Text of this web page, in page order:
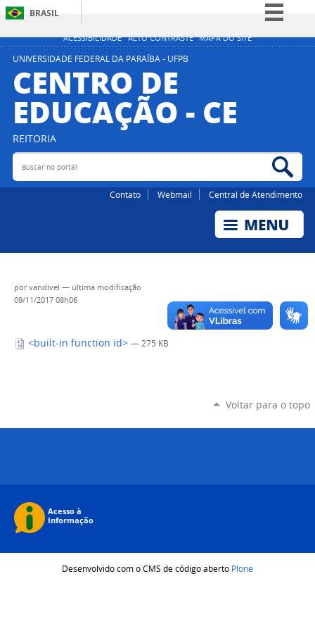
ACESSIBILIDADE ALTO CONTRASTE MAPA DO SITE
BRASIL
Simplifique!
Acesso à informação
Legislação
UNIVERSIDADE FEDERAL DA PARAÍBA - UFPB
CENTRO DE
EDUCAÇÃO - CE
REITORIA
Buscar no portal
Contato Webmail Central de Atendimento
porvandivel — última modificação
09/11/2017 08h06
<built-in function id> — 275 KB
Voltar para o topo
Desenvolvido com o CMS de código aberto Plone